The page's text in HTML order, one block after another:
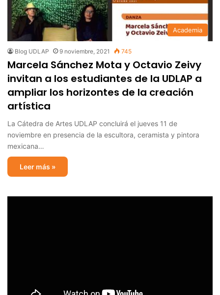
Academia
Blog UDLAP 9 noviembre, 2021 745
Marcela Sánchez Mota y Octavio Zeivy
invitan a los estudiantes de la UDLAP a
ampliar los horizontes de la creación
artística
La Cátedra de Artes UDLAP concluirá el jueves 11 de
noviembre en presencia de la escultora, ceramista y pintora
mexicana…
Leer más »